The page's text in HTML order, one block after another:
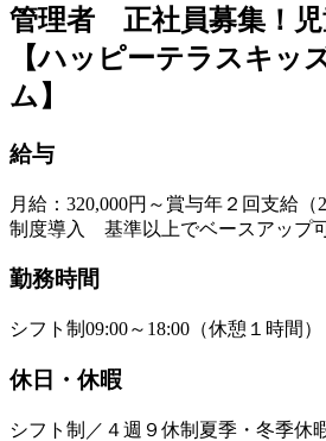
管理者 正社員募集！児
【ハッピーテラスキッ
ム】
給与
月給：320,000円～賞与年２回支給
制度導入 基準以上でベースアップ
勤務時間
シフト制09:00～18:00（休憩１時間）
休日・休暇
シフト制／４週９休制夏季・冬季休